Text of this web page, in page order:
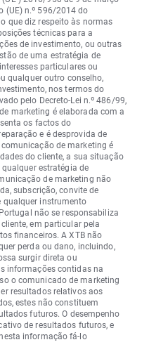
(UE) n.º 596/2014 do
que diz respeito às normas
técnicas para a
de investimento, ou outras
de uma estratégia de
particulares ou
qualquer outro conselho,
nos termos do
pelo Decreto-Lei n.º 486/99,
marketing é elaborada com a
os factos do
e é desprovida de
de marketing é
do cliente, a sua situação
estratégia de
de marketing não
subscrição, convite de
qualquer instrumento
não se responsabiliza
em particular pela
financeiros. A XTB não
perda ou dano, incluindo,
surgir direta ou
informações contidas na
o comunicado de marketing
resultados relativos aos
estes não constituem
futuros. O desempenho
de resultados futuros, e
informação fá-lo